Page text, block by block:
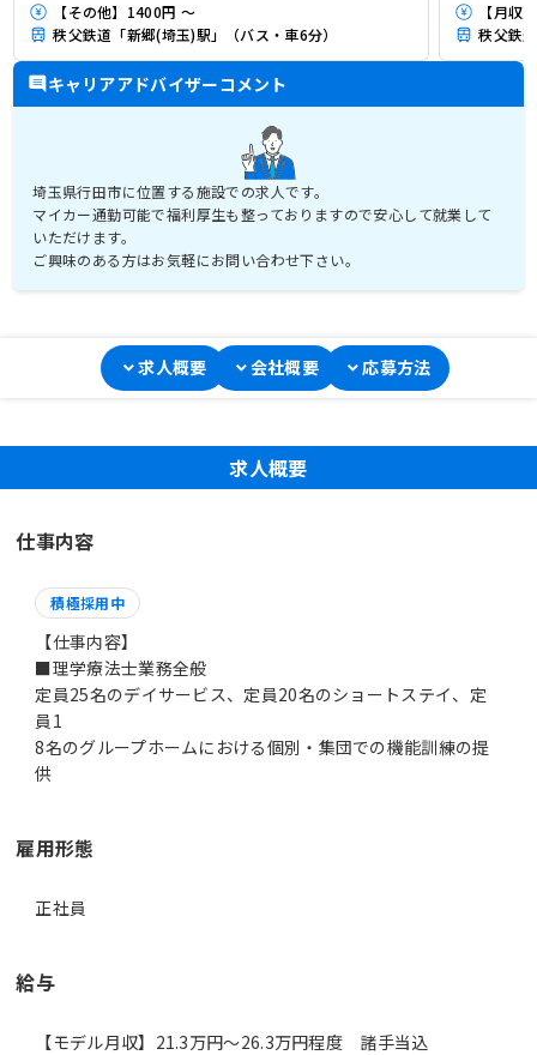
【その他】1400円 ～
秩父鉄道「新郷(埼玉)駅」（バス・車6分）
【月
秩父鉄
キャリアアドバイザーコメント
埼玉県行田市に位置する施設での求人です。
マイカー通勤可能で福利厚生も整っておりますので安心して就業して
いただけます。
ご興味のある方はお気軽にお問い合わせ下さい。
求人概要 会社概要 応募方法
求人概要
仕事内容
積極採用中
【仕事内容】
■理学療法士業務全般
定員25名のデイサービス、定員20名のショートステイ、定
員1
8名のグループホームにおける個別・集団での機能訓練の提
供
雇用形態
正社員
給与
【モデル月収】21.3万円〜26.3万円程度 諸手当込